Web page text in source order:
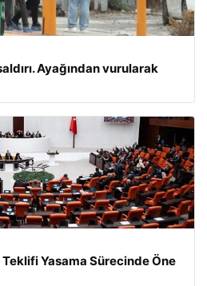
Ayağından vurularak
Yasama Sürecinde Öne